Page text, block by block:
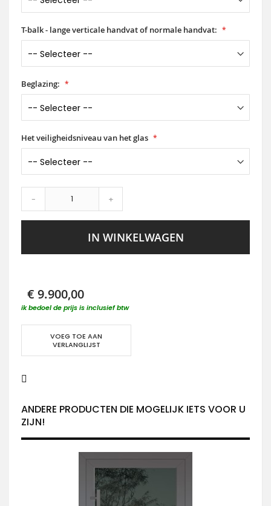
T-balk - lange verticale handvat of normale handvat:
Beglazing:
Het veiligheidsniveau van het glas
- +
IN WINKELWAGEN
€ 9.900,00
ik bedoel de prijs is inclusief btw
VOEG TOE AAN
VERLANGLIJST
ANDERE PRODUCTEN DIE MOGELIJK IETS VOOR U
ZIJN!